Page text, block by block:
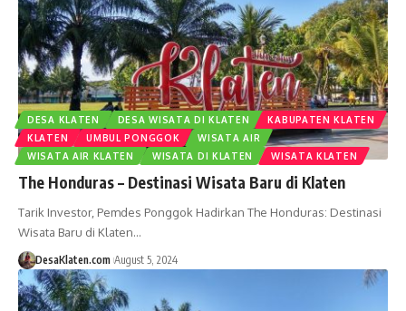
DESA KLATEN DESA WISATA DI KLATEN
KABUPATEN KLATEN
KLATEN
UMBUL PONGGOK
WISATA AIR
WISATA AIR KLATEN
WISATA DI KLATEN WISATA KLATEN
The Honduras – Destinasi Wisata Baru di Klaten
Tarik Investor, Pemdes Ponggok Hadirkan The Honduras: Destinasi
Wisata Baru di Klaten…
DesaKlaten.com August 5, 2024